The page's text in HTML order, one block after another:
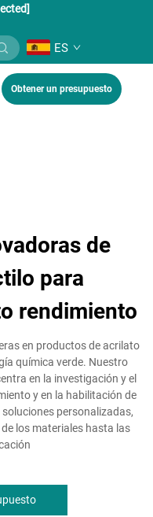
ES
Obtener un presupuesto
de
para
rendimiento
en productos de acrilato
química verde. Nuestro
en la investigación y el
y en la habilitación de
personalizadas,
los materiales hasta las